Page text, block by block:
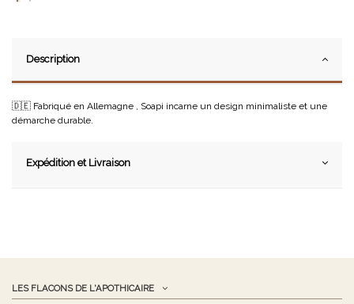
Description
🇩🇪 Fabriqué en Allemagne , Soapi incarne un design minimaliste et une
démarche durable.
Expédition et Livraison
LES FLACONS DE L'APOTHICAIRE